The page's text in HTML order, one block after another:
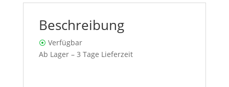
Beschreibung
⦿ Verfügbar
Ab Lager – 3 Tage Lieferzeit